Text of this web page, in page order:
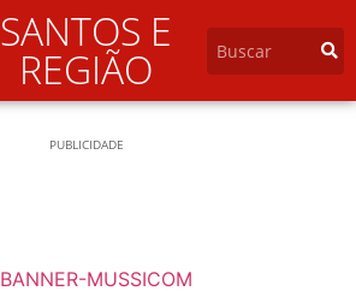
SANTOS E
REGIÃO
PUBLICIDADE